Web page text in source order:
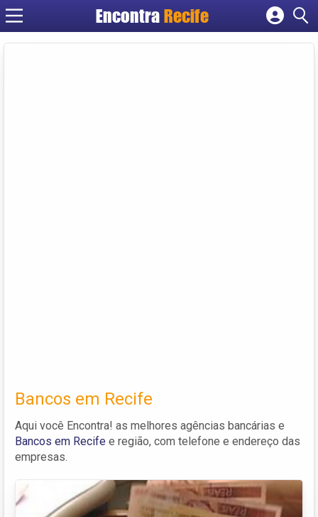
Encontra Recife
Cadastrar empresa
Bancos em Recife
Aqui você Encontra! as melhores agências bancárias e
Bancos em Recife e região, com telefone e endereço das
empresas.